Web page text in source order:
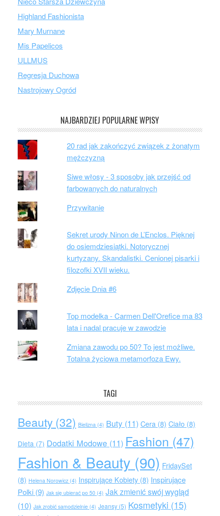
Highland Fashionista
Mary Murnane
Mis Papelicos
ULLMUS
Regresja Duchowa
Nastrojowy Ogród
NAJBARDZIEJ POPULARNE WPISY
20 rad jak zakończyć związek z żonatym
mężczyzną
Siwe włosy - 3 sposoby jak przejść od
farbowanych do naturalnych
Przywitanie
Sekret urody Ninon de L’Enclos. Pięknej
do osiemdziesiątki. Notorycznej
kurtyzany. Skandalistki. Cenionej pisarki i
filozofki XVII wieku.
Zdjęcie Dnia #6
Top modelka - Carmen Dell'Orefice ma 83
lata i nadal pracuje w zawodzie
Zmiana zawodu po 50? To jest możliwe.
Totalna życiowa metamorfoza Ewy.
TAGI
Beauty(32) Bielizna(4) Buty(11) Cera(8) Ciało(8)
Dieta(7) Dodatki Modowe(11) Fashion (47)
Fashion & Beauty (90) FridaySet
(8) Helena Norowicz(4) Inspirujące Kobiety(8) Inspirujące
Polki(9) Jak się ubierać po 50(4) Jak zmienić swój wygląd
(10) Jak zrobić samodzielnie(4) Jeansy(5) Kosmetyki (15)